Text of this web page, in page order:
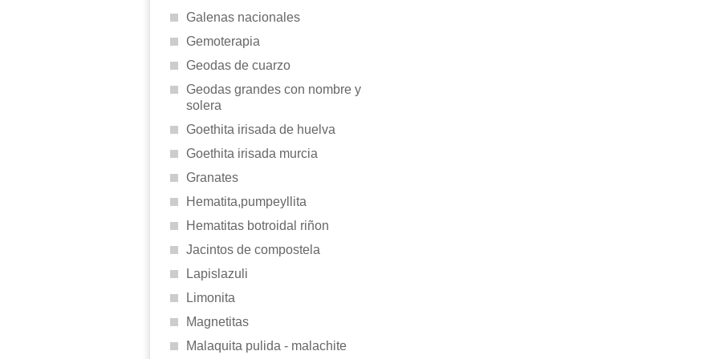
Galenas nacionales
Gemoterapia
Geodas de cuarzo
Geodas grandes con nombre y
solera
Goethita irisada de huelva
Goethita irisada murcia
Granates
Hematita,pumpeyllita
Hematitas botroidal riñon
Jacintos de compostela
Lapislazuli
Limonita
Magnetitas
Malaquita pulida - malachite